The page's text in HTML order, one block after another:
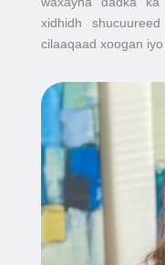
xidhidh
cilaaqaad xoogan